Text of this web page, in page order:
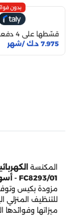
بدون
قسّطها على 4 دفعات
7.975 د.ك /شهر
المكنسة
FC8293/01 - أسود/أحمر
مزودة بكيس
للتنظيف
ميزاتها وفوائدها